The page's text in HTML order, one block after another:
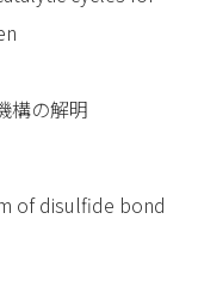
構の解明
of disulfide bond